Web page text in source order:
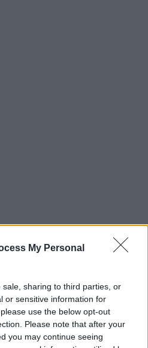
My Personal
sharing to third parties, or
or sensitive information for
use the below opt-out
Please note that after your
you may continue seeing
πήγε κομμωτήριο